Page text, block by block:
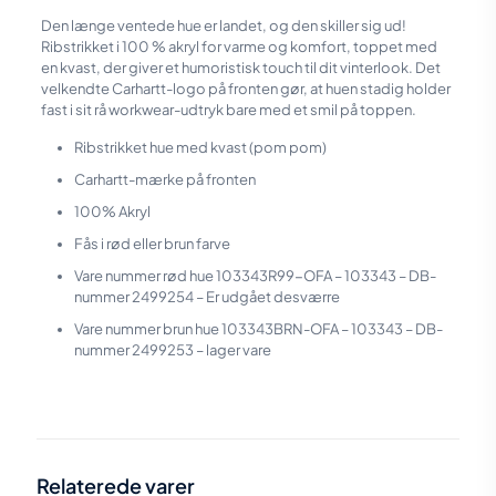
Den længe ventede hue er landet, og den skiller sig ud!
Ribstrikket i 100 % akryl for varme og komfort, toppet med
en kvast, der giver et humoristisk touch til dit vinterlook. Det
velkendte Carhartt-logo på fronten gør, at huen stadig holder
fast i sit rå workwear-udtryk bare med et smil på toppen.
Ribstrikket hue med kvast (pom pom)
Carhartt-mærke på fronten
100% Akryl
Fås i rød eller brun farve
Vare nummer rød hue 103343R99-OFA – 103343 –DB-
nummer2499254 – Er udgået desværre
Vare nummer brun hue 103343BRN-OFA – 103343 – DB-
nummer 2499253 – lager vare
Relaterede varer